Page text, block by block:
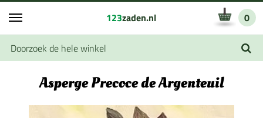
123zaden.nl 0
Asperge Precoce de Argenteuil